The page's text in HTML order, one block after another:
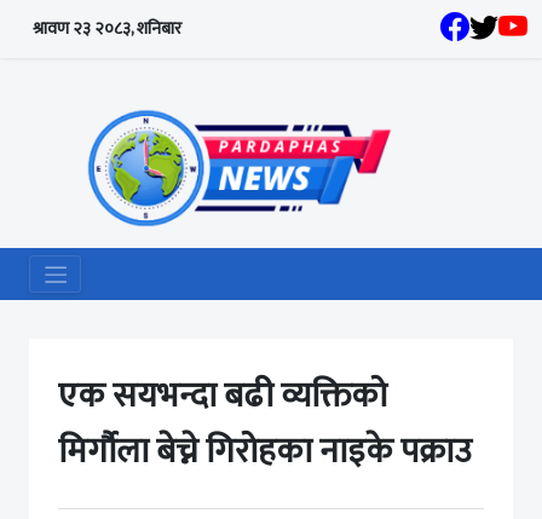
श्रावण २३ २०८३, शनिबार
एक सयभन्दा बढी व्यक्तिको
मिर्गौला बेच्ने गिरोहका नाइके पक्राउ